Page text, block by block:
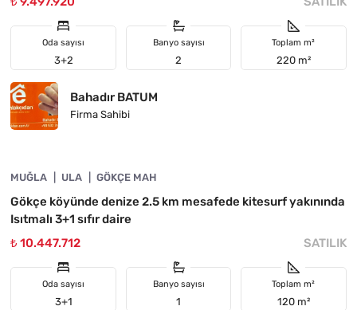
Oda sayısı
3+2
Banyo sayısı
2
Toplam m²
220 m²
Bahadır BATUM
Firma Sahibi
ACIL
MUĞLA ULA GÖKÇE MAH
Gökçe köyünde denize 2.5 km mesafede kitesurf yakınında
Isıtmalı 3+1 sıfır daire
₺ 10.447.712
SATILIK
Oda sayısı
3+1
Banyo sayısı
1
Toplam m²
120 m²